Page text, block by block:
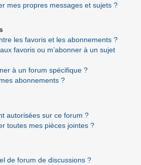
mes propres messages et sujets ?
les favoris et les abonnements ?
favoris ou m’abonner à un sujet
à un forum spécifique ?
abonnements ?
autorisées sur ce forum ?
toutes mes pièces jointes ?
de forum de discussions ?